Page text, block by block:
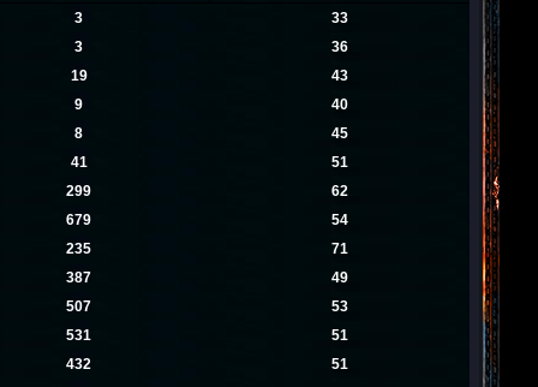
3
33
3
36
19
43
9
40
8
45
41
51
299
62
679
54
235
71
387
49
507
53
531
51
432
51